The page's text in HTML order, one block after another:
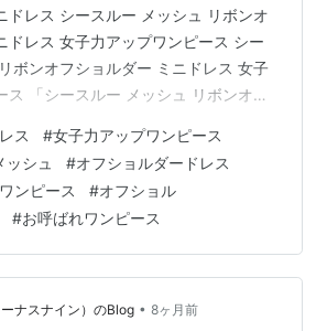
ドレス シースルー メッシュ リボンオ
ドレス 女子力アップワンピース シー
ボンオフショルダー ミニドレス 女子
ス 「シースルー メッシュ リボンオフ
ョルダー ミニドレス！ シアーメッシ
ルミニドレスは、キュートさとエレ
た貴女をしっかり演出！ シアーなメ
ステリアスな貴女を魅せます！
ス #女子力アップワンピース
ッシュ #オフショルダードレス
ンピース #オフショル
#お呼ばれワンピース
ナスナイン）のBlog • 8ヶ月前